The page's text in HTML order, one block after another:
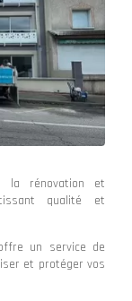
la rénovation et
qualité et
un service de
et protéger vos